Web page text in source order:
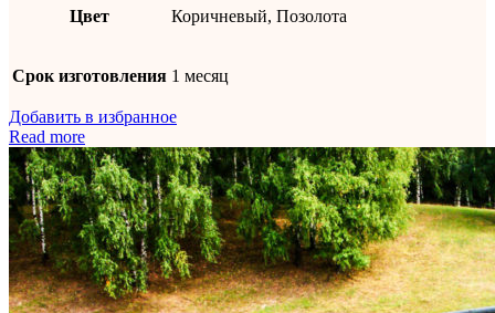
Цвет Коричневый, Позолота
Срок изготовления 1 месяц
Добавить в избранное
Read more